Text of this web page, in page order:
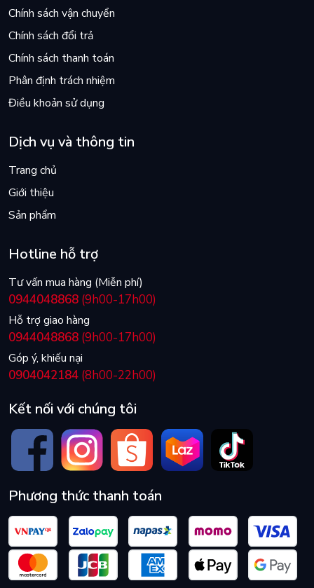
Chính sách vận chuyển
Chính sách đổi trả
Chính sách thanh toán
Phân định trách nhiệm
Điều khoản sử dụng
Dịch vụ và thông tin
Trang chủ
Giới thiệu
Sản phẩm
Hotline hỗ trợ
Tư vấn mua hàng (Miễn phí)
0944048868 (9h00-17h00)
Hỗ trợ giao hàng
0944048868 (9h00-17h00)
Góp ý, khiếu nại
0904042184 (8h00-22h00)
Kết nối với chúng tôi
Phương thức thanh toán